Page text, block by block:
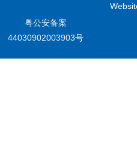
粤公安备案
44030902003903号